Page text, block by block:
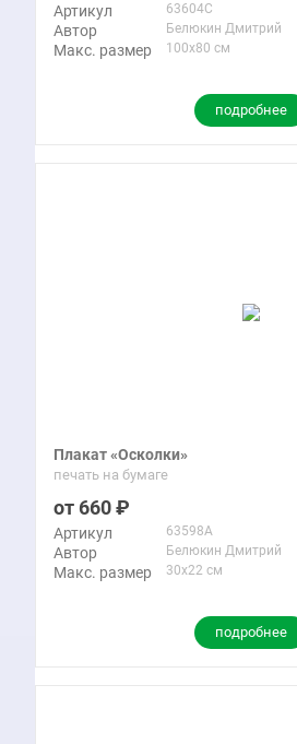
Артикул 63604C
Автор Белюкин Дмитрий
Макс. размер 100x80 см
подробнее
Плакат «Осколки»
печать на бумаге
660
Артикул 63598A
Автор Белюкин Дмитрий
Макс. размер 30x22 см
подробнее